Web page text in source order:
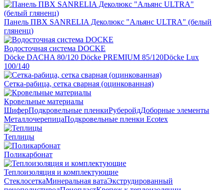
Панель ПВХ SANRELIA Деколюкс "Альянс ULTRA" (белый
гляненц)
Водосточная система DOCKE
Döсkе DACHA 80/120 Döcke PREMIUM 85/120Döсkе Luх
100/140
Сетка-рабица, сетка сварная (оцинкованная)
Кровельные материалы
ШиферПодкровельные пленкиРуберойдДоборные элементы
МеталлочерепицаПодкровельные пленки Ecotex
Теплицы
Поликарбонат
Теплоизоляция и комплектующие
СтеклосеткаМинеральная ватаЭкструдированный